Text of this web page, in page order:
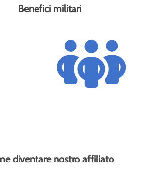
Benefici militari
diventare nostro affiliato